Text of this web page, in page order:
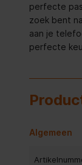
perfecte
zoek bent
aan je
perfecte
Algemeen